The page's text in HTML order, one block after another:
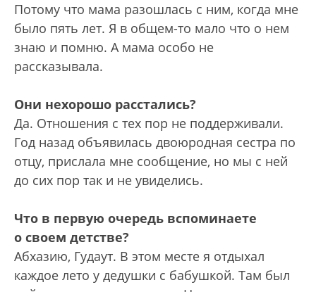
Потому что мама разошлась с ним, когда мне
было пять лет. Я в общем-то мало что о нем
знаю и помню. А мама особо не
рассказывала.
Они нехорошо расстались?
Да. Отношения с тех пор не поддерживали.
Год назад объявилась двоюродная сестра по
отцу, прислала мне сообщение, но мы с ней
до сих пор так и не увиделись.
Что в первую очередь вспоминаете
о своем детстве?
Абхазию, Гудаут. В этом месте я отдыхал
каждое лето у дедушки с бабушкой. Там был